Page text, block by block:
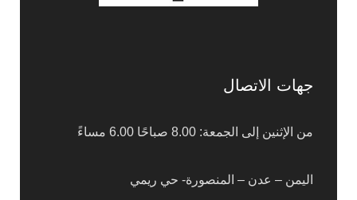
جهات الاتصال
من الإثنين إلى الجمعة: 8.00 صباحًا 6.00 مساءً
اليمن – عدن – المنصورة- حي ريمي